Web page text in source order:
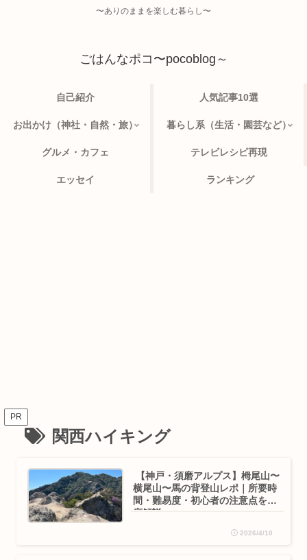
〜ありのままを楽しむ暮らし〜
ごはんなポコ〜pocoblog～
自己紹介 人気記事10選
お出かけ（神社・自然・旅） 暮らし系（生活・園芸など）
グルメ・カフェ テレビレシピ再現
エッセイ ランキング
PR
関西ハイキング
【神戸・須磨アルプス】栂尾山〜
横尾山〜馬の背登山レポ｜所要時
間・難易度・初心者の注意点を徹
底解説
2026/4/10